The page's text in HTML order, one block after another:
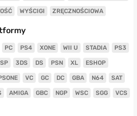
WYŚCIGI ZRĘCZNOŚCIOWA
PC PS4 XONE WII U STADIA PS3
3DS DS PSN XL ESHOP
VC GC DC GBA N64 SAT
AMIGA GBC NGP WSC SGG VCS